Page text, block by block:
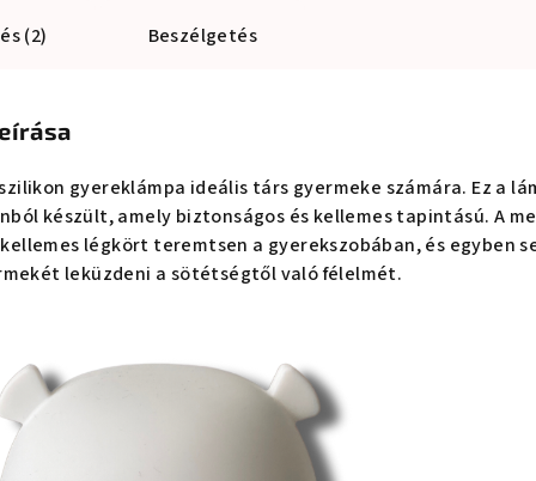
(2) Beszélgetés
gyereklámpa ideális társ gyermeke számára. Ez a
készült, amely biztonságos és kellemes tapintású. A
légkört teremtsen a gyerekszobában, és egyben
leküzdeni a sötétségtől való félelmét.